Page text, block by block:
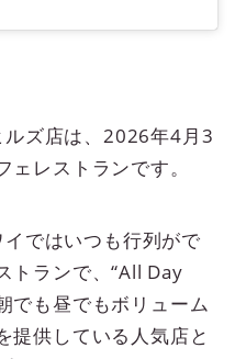
ルズ店は、2026年4月3
レストランです。
イではいつも行列がで
トランで、“All Day
でも昼でもボリューム
提供している人気店と